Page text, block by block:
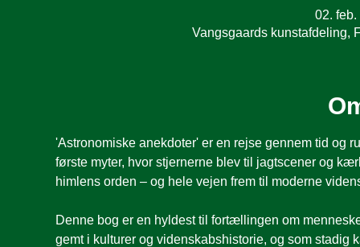
02.
Vangsgaards kunstafdeling,
'Astronomiske anekdoter' er en rejse gennem tid og
første myter, hvor stjernerne blev til jagtscener og
himlens orden – og hele vejen frem til moderne
Denne bog er en hyldest til fortællingen om
gemt i kulturer og videnskabshistorie, og som stadig